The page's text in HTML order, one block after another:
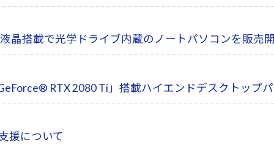
晶搭載で光学ドライブ内蔵のノートパソコンを販売
RTX 2080 Ti」搭載ハイエンドデスクトップ
援について